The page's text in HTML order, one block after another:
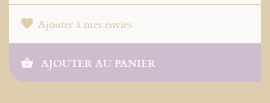
Ajouter à mes envies
AJOUTER AU PANIER